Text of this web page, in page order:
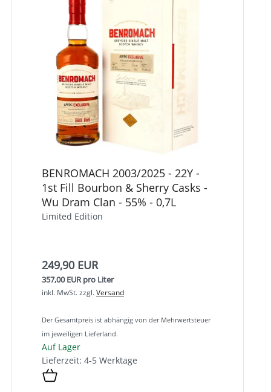
BENROMACH 2003/2025 - 22Y -
1st Fill Bourbon & Sherry Casks -
Wu Dram Clan - 55% - 0,7L
Limited Edition
249,90 EUR
357,00 EUR pro Liter
inkl. MwSt.zzgl.Versand
Der Gesamtpreis ist abhängig von der Mehrwertsteuer
im jeweiligen Lieferland.
Auf Lager
Lieferzeit: 4-5 Werktage